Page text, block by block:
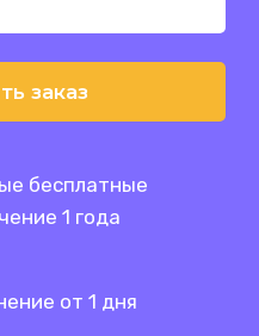
заказ
бесплатные
1 года
от 1 дня